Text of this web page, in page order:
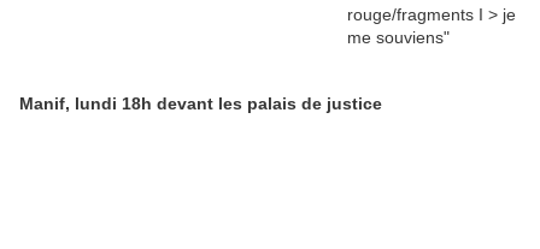
Manif, lundi 18h devant les palais de justice